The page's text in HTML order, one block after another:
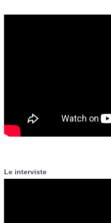
Le interviste